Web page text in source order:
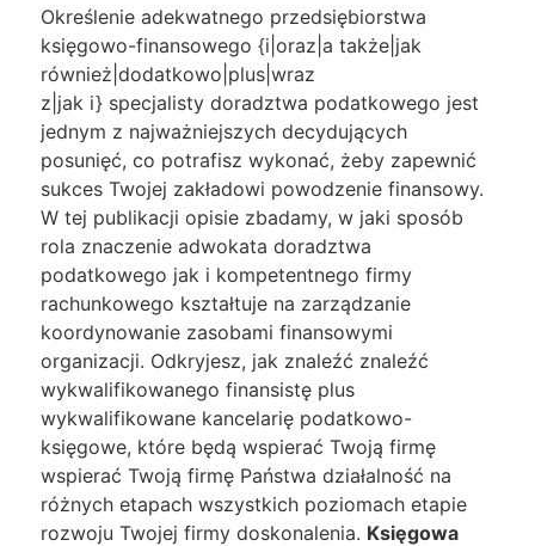
Określenie adekwatnego przedsiębiorstwa
księgowo-finansowego {i|oraz|a także|jak
również|dodatkowo|plus|wraz
z|jak i} specjalisty doradztwa podatkowego jest
jednym z najważniejszych decydujących
posunięć, co potrafisz wykonać, żeby zapewnić
sukces Twojej zakładowi powodzenie finansowy.
W tej publikacji opisie zbadamy, w jaki sposób
rola znaczenie adwokata doradztwa
podatkowego jak i kompetentnego firmy
rachunkowego kształtuje na zarządzanie
koordynowanie zasobami finansowymi
organizacji. Odkryjesz, jak znaleźć znaleźć
wykwalifikowanego finansistę plus
wykwalifikowane kancelarię podatkowo-
księgowe, które będą wspierać Twoją firmę
wspierać Twoją firmę Państwa działalność na
różnych etapach wszystkich poziomach etapie
rozwoju Twojej firmy doskonalenia. Księgowa